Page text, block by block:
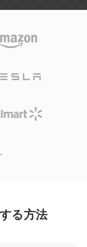
る方法